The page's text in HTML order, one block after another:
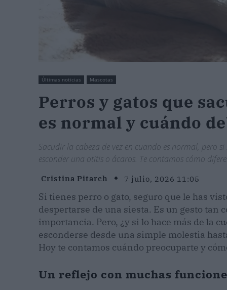
Últimas noticias Mascotas
Perros y gatos que
es normal y cuándo
Sacudir la cabeza de vez en cuando es normal, pero
esconder una otitis o ácaros. Te contamos cómo
Cristina Pitarch 7 julio, 2026 11:05
Si tienes perro o gato, seguro que le has
despertarse de una siesta. Es un gesto
importancia. Pero, ¿y si lo hace más de la
esconderse desde una simple molestia
Hoy te contamos cuándo preocuparte y
Un reflejo con muchas